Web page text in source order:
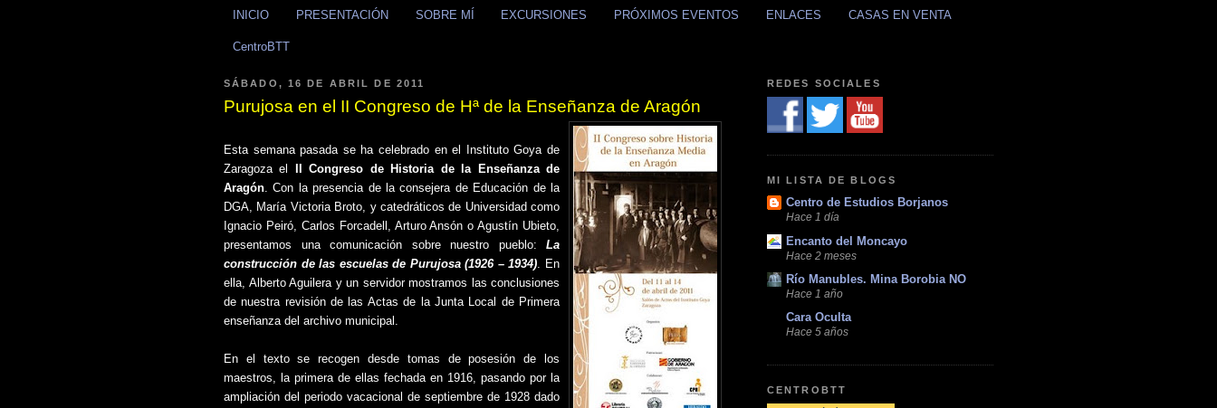
INICIO
PRESENTACIÓN SOBRE MÍ EXCURSIONES PRÓXIMOS EVENTOS ENLACES CASAS EN VENTA
CentroBTT
SÁBADO, 16 DE ABRIL DE 2011
Purujosa en el II Congreso de Hª de la Enseñanza de Aragón
Esta semana pasada se ha celebrado en el Instituto Goya de
Zaragoza el
II Congreso de Historia de la Enseñanza de
Aragón. Con la presencia de la consejera de Educación de la
DGA, María Victoria Broto, y catedráticos de Universidad como
Ignacio Peiró, Carlos Forcadell, Arturo Ansón o Agustín Ubieto,
presentamos una comunicación sobre nuestro pueblo: La
construcción de las escuelas de Purujosa (1926 – 1934). En
ella, Alberto Aguilera y un servidor mostramos las conclusiones
de nuestra revisión de las Actas de la Junta Local de Primera
enseñanza del archivo municipal.
En el texto se recogen desde tomas de posesión de los
maestros, la primera de ellas fechada en 1916, pasando por la
ampliación del periodo vacacional de septiembre de 1928 dado
REDES SOCIALES
MI LISTA DE BLOGS
Centro de Estudios Borjanos
Hace 1 día
Encanto del Moncayo
Hace 2 meses
Río Manubles. Mina Borobia NO
Hace 1 año
Cara Oculta
Hace 5 años
CENTROBTT